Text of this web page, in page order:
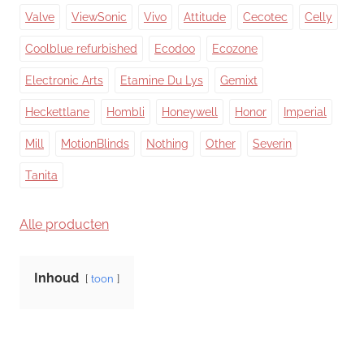
Valve ViewSonic Vivo Attitude Cecotec Celly
Coolblue refurbished Ecodoo Ecozone
Electronic Arts Etamine Du Lys Gemixt
Heckettlane Hombli Honeywell Honor Imperial
Mill MotionBlinds Nothing Other Severin
Tanita
Alle producten
Inhoud toon